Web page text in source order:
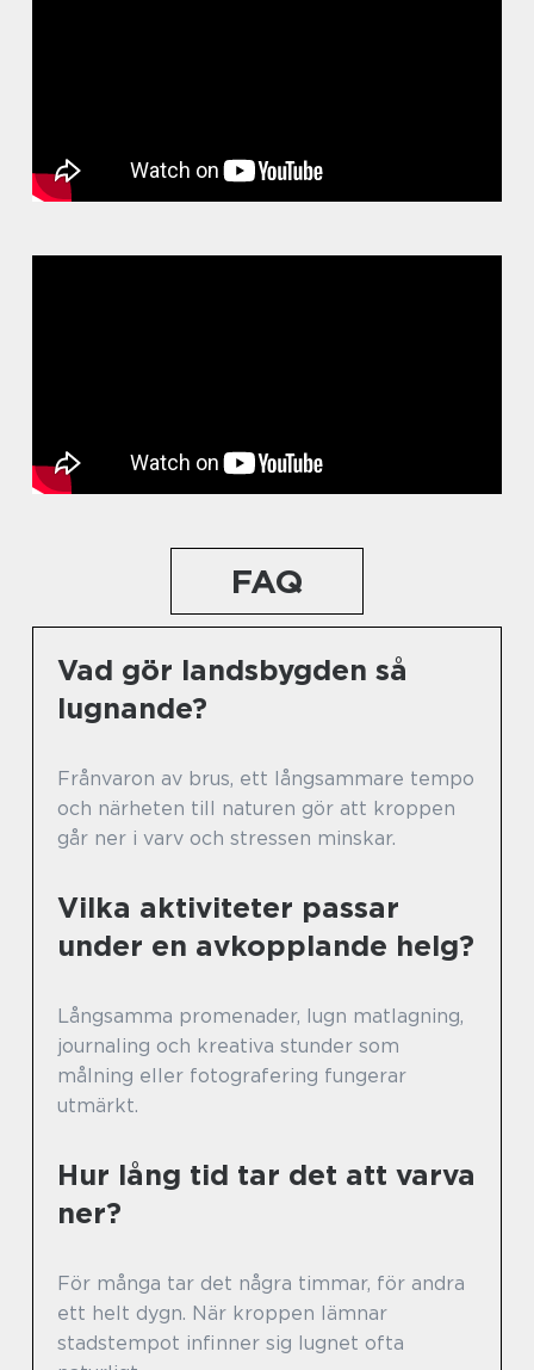
FAQ
Vad gör landsbygden så
lugnande?
Frånvaron av brus, ett långsammare tempo
och närheten till naturen gör att kroppen
går ner i varv och stressen minskar.
Vilka aktiviteter passar
under en avkopplande helg?
Långsamma promenader, lugn matlagning,
journaling och kreativa stunder som
målning eller fotografering fungerar
utmärkt.
Hur lång tid tar det att varva
ner?
För många tar det några timmar, för andra
ett helt dygn. När kroppen lämnar
stadstempot infinner sig lugnet ofta